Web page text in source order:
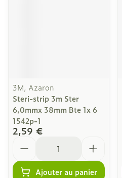
3M, Azaron
Steri-strip 3m Ster
6,0mmx 38mm Bte 1x 6
1542p-1
2,59 €
Ajouter au panier